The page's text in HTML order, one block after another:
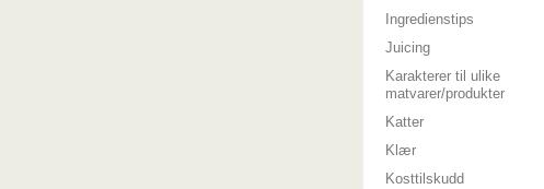
Ingredienstips
Juicing
Karakterer til ulike
matvarer/produkter
Katter
Klær
Kosttilskudd